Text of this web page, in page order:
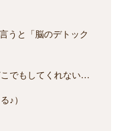
うと「脳のデトック
でもしてくれない…
♪）